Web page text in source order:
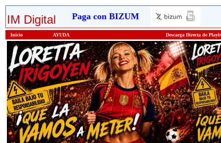
IM Digital Paga con BIZUM
Inicio AYUDA Descarga Directa de